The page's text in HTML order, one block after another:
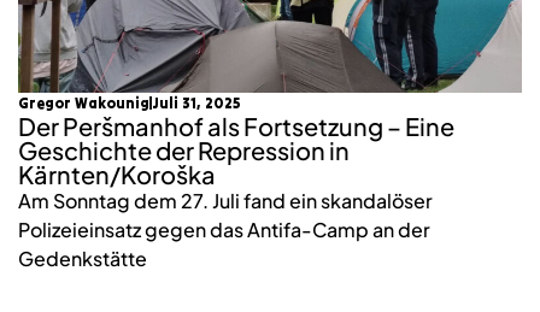
Gregor Wakounig Juli 31, 2025
Der Peršmanhof als Fortsetzung – Eine
Geschichte der Repression in
Kärnten/Koroška
Am Sonntag dem 27. Juli fand ein skandalöser
Polizeieinsatz gegen das Antifa-Camp an der
Gedenkstätte